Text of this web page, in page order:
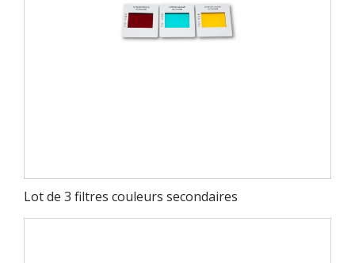
Lot de 3 filtres couleurs secondaires